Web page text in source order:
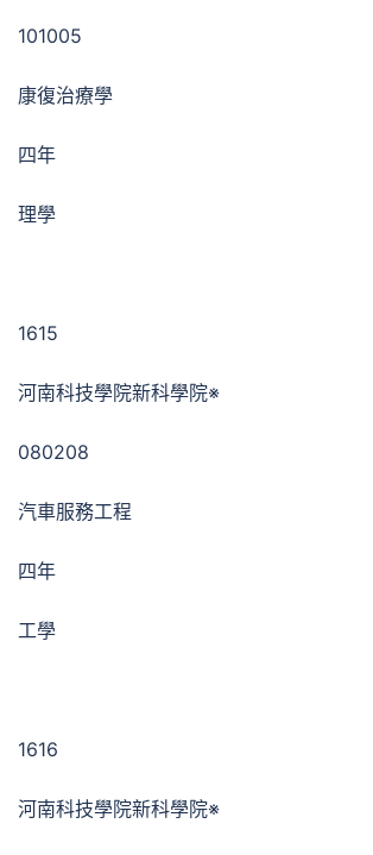
101005
康復治療學
四年
理學
1615
河南科技學院新科學院※
080208
汽車服務工程
四年
工學
1616
河南科技學院新科學院※